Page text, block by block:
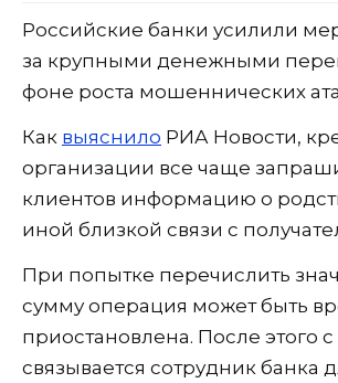
Российские банки усилили
за крупными денежными
фоне роста мошеннических
Как выяснило РИА Новости,
организации все чаще
клиентов информацию о
иной близкой связи с
При попытке перечислить
сумму операция может быть
приостановлена. После этого
связывается сотрудник банка